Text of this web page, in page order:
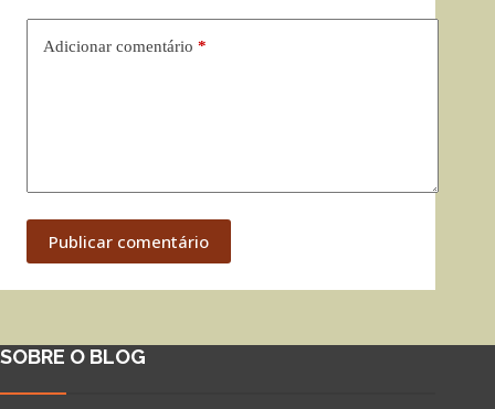
Adicionar comentário *
Publicar comentário
SOBRE O BLOG